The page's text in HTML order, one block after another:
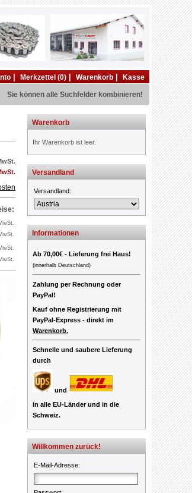
Merkzettel (0) Warenkorb Kasse
Sie können alle Suchfelder kombinieren!
Warenkorb
Ihr Warenkorb ist leer.
Versandland
Versandland:
Informationen
Ab 70,00€ - Lieferung frei Haus!
(innerhalb Deutschland)
Zahlung per Rechnung oder
PayPal!
Kauf ohne Registrierung mit
PayPal-Express - direkt im
Warenkorb.
Schnelle und saubere Lieferung
durch
und
in alle EU-Länder und in die
Schweiz.
Willkommen zurück!
E-Mail-Adresse: